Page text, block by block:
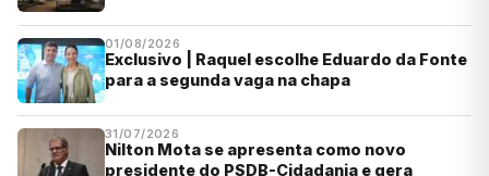
01/08/2026
Exclusivo | Raquel escolhe Eduardo da Fonte
para a segunda vaga na chapa
31/07/2026
Nilton Mota se apresenta como novo
presidente do PSDB-Cidadania e gera